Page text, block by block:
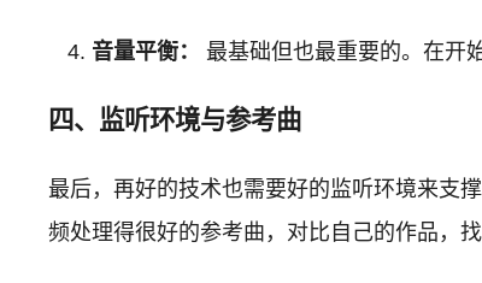
音量平衡： 最基础但也最重要的。在开
四、监听环境与参考曲
最后，再好的技术也需要好的监听环境来支
频处理得很好的参考曲，对比自己的作品，找